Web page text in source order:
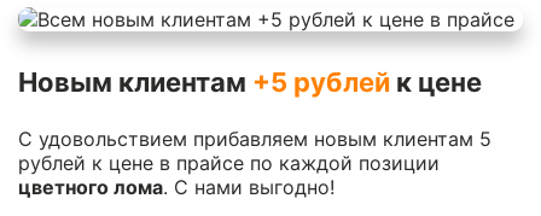
Новым клиентам +5 рублей к цене
С удовольствием прибавляем новым клиентам 5
рублей к цене в прайсе по каждой позиции
цветного лома. С нами выгодно!